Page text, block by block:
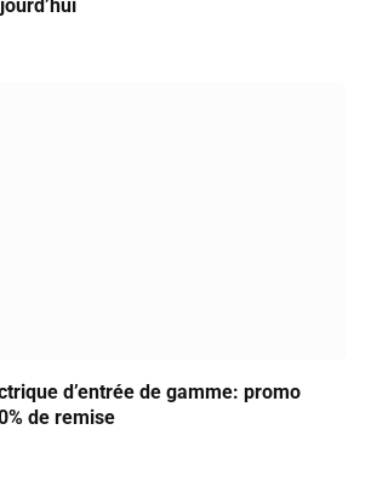
d’entrée de gamme: promo
de remise